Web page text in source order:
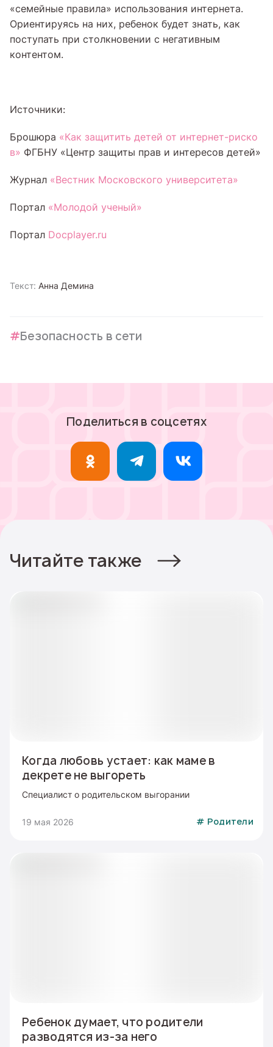
«семейные правила» использования интернета.
Ориентируясь на них, ребенок будет знать, как
поступать при столкновении с негативным
контентом.
Источники:
Брошюра «Как защитить детей от интернет-риско
в» ФГБНУ «Центр защиты прав и интересов детей»
Журнал «Вестник Московского университета»
Портал «Молодой ученый»
Портал Docplayer.ru
Текст: Анна Демина
Безопасность в сети
Поделиться в соцсетях
Читайте также
Когда любовь устает: как маме в
декрете не выгореть
Специалист о родительском выгорании
19 мая 2026 # Родители
Ребенок думает, что родители
разводятся из-за него